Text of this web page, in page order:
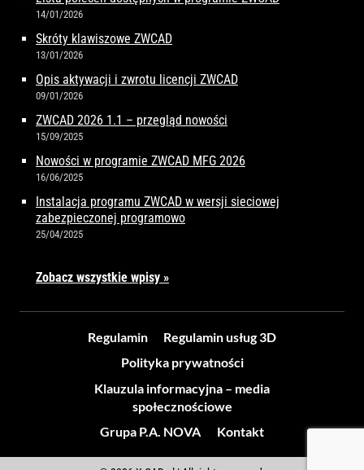
14/01/2026
Skróty klawiszowe ZWCAD
13/01/2026
Opis aktywacji i zwrotu licencji ZWCAD
09/01/2026
ZWCAD 2026 1.1 – przegląd nowości
15/09/2025
Nowości w programie ZWCAD MFG 2026
16/06/2025
Instalacja programu ZWCAD w wersji sieciowej
zabezpieczonej programowo
25/04/2025
Zobacz wszystkie wpisy »
Regulamin
Regulamin usług 3D
Polityka prywatności
Klauzula informacyjna – media
społecznościowe
Grupa P.A. NOVA
Kontakt